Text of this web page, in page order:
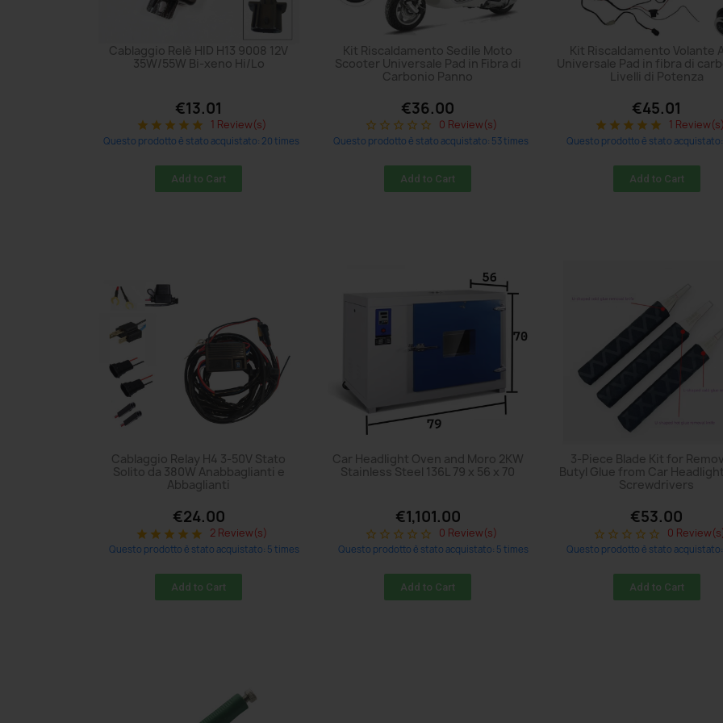
Cablaggio Relè HID H13 9008 12V
35W/55W Bi-xeno Hi/Lo
€13.01
star star star star star 1 Review(s)
Questo prodotto è stato acquistato: 20 times
Add to Cart
Kit Riscaldamento Sedile Moto
Scooter Universale Pad in Fibra di
Carbonio Panno
€36.00
star_border star_border star_border star_border star_border 0 Review(s)
Questo prodotto è stato acquistato: 53 times
Add to Cart
Kit Riscaldamento Volante
Universale Pad in fibra di
Livelli di Potenza
€45.01
star star star star star 1
Questo prodotto è stato
Add to Cart
Cablaggio Relay H4 3-50V Stato
Solito da 380W Anabbaglianti e
Abbaglianti
€24.00
star star star star star 2 Review(s)
Questo prodotto è stato acquistato: 5 times
Add to Cart
Car Headlight Oven and Moro 2KW
Stainless Steel 136L 79 x 56 x 70
€1,101.00
star_border star_border star_border star_border star_border 0 Review(s)
Questo prodotto è stato acquistato: 5 times
Add to Cart
3-Piece Blade Kit for
Butyl Glue from Car
Screwdrivers
€53.00
star_border star_border star_border star_border star_border 0
Questo prodotto è stato
Add to Cart